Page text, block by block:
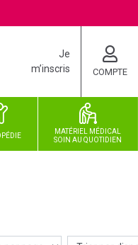
Je
m’inscris
COMPTE
MATÉRIEL MÉDICAL
SOINAUQUOTIDIEN